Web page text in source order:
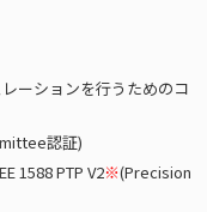
ーションを行うためのコ
認証)
1588 PTP V2※(Precision